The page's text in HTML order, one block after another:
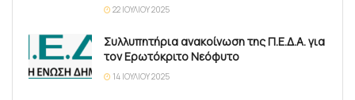
22 ΙΟΥΛΊΟΥ 2025
Συλλυπητήρια ανακοίνωση της Π.Ε.Δ.Α. για
τον Ερωτόκριτο Νεόφυτο
14 ΙΟΥΛΊΟΥ 2025